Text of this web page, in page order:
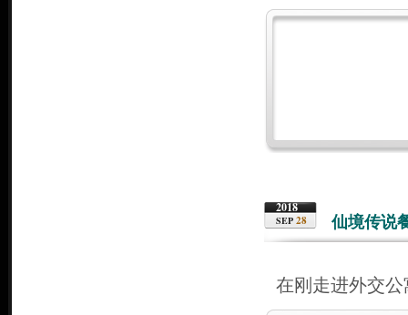
2018
SEP 28 仙境传说
在刚走进外交